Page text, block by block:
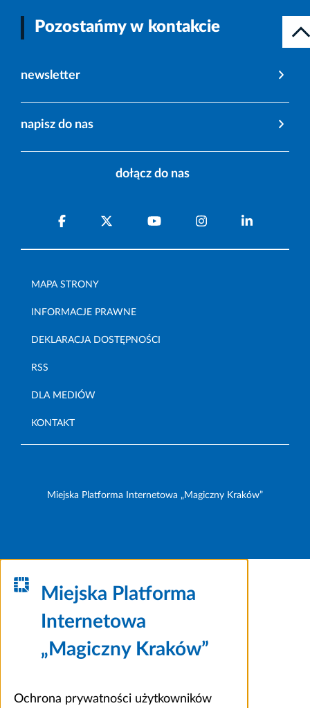
Pozostańmy w kontakcie
newsletter
napisz do nas
dołącz do nas
MAPA STRONY
INFORMACJE PRAWNE
DEKLARACJA DOSTĘPNOŚCI
RSS
DLA MEDIÓW
KONTAKT
Miejska Platforma Internetowa „Magiczny Kraków”
Miejska Platforma
Internetowa
„Magiczny Kraków”
Ochrona prywatności użytkowników